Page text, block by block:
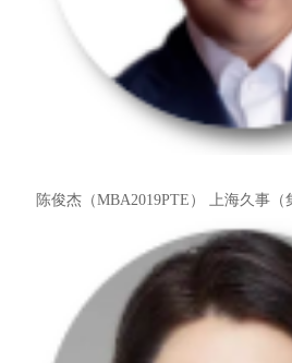
陈俊杰（MBA2019PTE） 上海久事（